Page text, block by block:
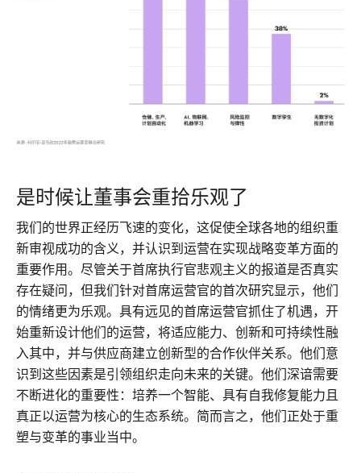
是时候让董事会重拾乐观了
我们的世界正经历飞速的变化，这促使全球各地的组织重
新审视成功的含义，并认识到运营在实现战略变革方面的
重要作用。尽管关于首席执行官悲观主义的报道是否真实
存在疑问，但我们针对首席运营官的首次研究显示，他们
的情绪更为乐观。具有远见的首席运营官抓住了机遇，开
始重新设计他们的运营，将适应能力、创新和可持续性融
入其中，并与供应商建立创新型的合作伙伴关系。他们意
识到这些因素是引领组织走向未来的关键。他们深谙需要
不断进化的重要性：培养一个智能、具有自我修复能力且
真正以运营为核心的生态系统。简而言之，他们正处于重
塑与变革的事业当中。